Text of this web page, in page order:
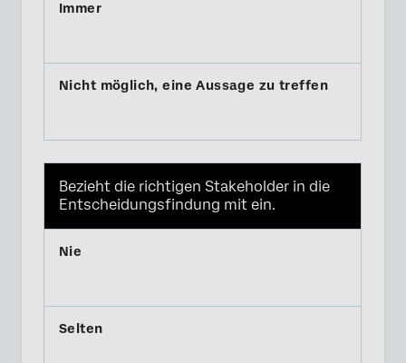
Bezieht die richtigen Stakeholder in die
Entscheidungsfindung mit ein.